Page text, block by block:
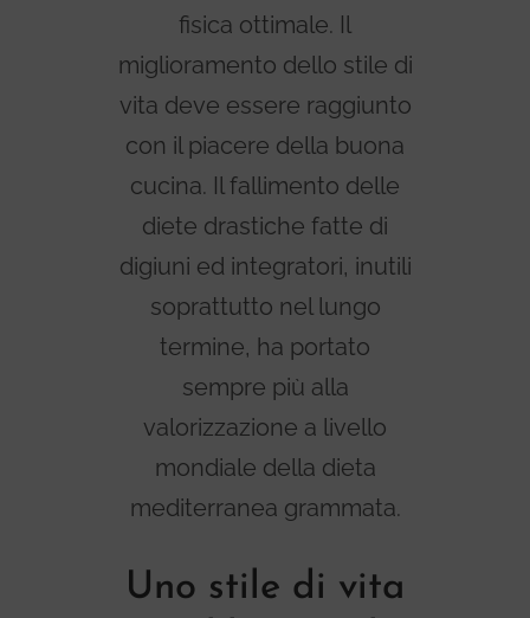
fisica ottimale. Il
miglioramento dello stile di
vita deve essere raggiunto
con il piacere della buona
cucina. Il fallimento delle
diete drastiche fatte di
digiuni ed integratori, inutili
soprattutto nel lungo
termine, ha portato
sempre più alla
valorizzazione a livello
mondiale della dieta
mediterranea grammata.
Uno stile di vita